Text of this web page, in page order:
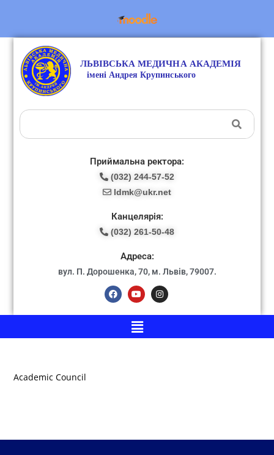
Приймальна ректора:
(032) 244-57-52
ldmk@ukr.net
Канцелярія:
(032) 261-50-48
Адреса:
вул. П. Дорошенка, 70, м. Львів, 79007.
Academic Council